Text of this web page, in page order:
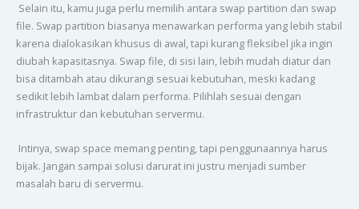
Selain itu, kamu juga perlu memilih antara swap partition dan swap
file. Swap partition biasanya menawarkan performa yang lebih stabil
karena dialokasikan khusus di awal, tapi kurang fleksibel jika ingin
diubah kapasitasnya. Swap file, di sisi lain, lebih mudah diatur dan
bisa ditambah atau dikurangi sesuai kebutuhan, meski kadang
sedikit lebih lambat dalam performa. Pilihlah sesuai dengan
infrastruktur dan kebutuhan servermu.
Intinya, swap space memang penting, tapi penggunaannya harus
bijak. Jangan sampai solusi darurat ini justru menjadi sumber
masalah baru di servermu.